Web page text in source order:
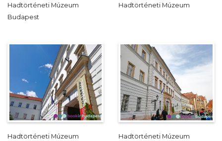
Hadtörténeti Múzeum
Budapest
Hadtörténeti Múzeum
Hadtörténeti Múzeum
Hadtörténeti Múzeum